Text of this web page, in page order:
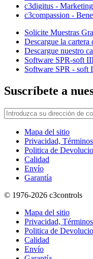
c3digitus -
c3compassion -
Solicite Muestras
Descargue la cartera
Descargue nuestro
Software SPR-soft
Software SPR - soft
Suscríbete a
Mapa del sitio
Privacidad,
Politica de
Calidad
Envío
Garantía
© 1976-2026 c3controls
Mapa del sitio
Privacidad,
Politica de
Calidad
Envío